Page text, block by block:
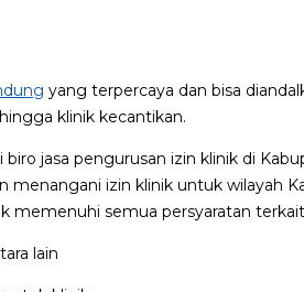
yang terpercaya dan bisa
klinik kecantikan.
jasa pengurusan izin klinik di
izin klinik untuk wilayah
memenuhi semua persyaratan
lain